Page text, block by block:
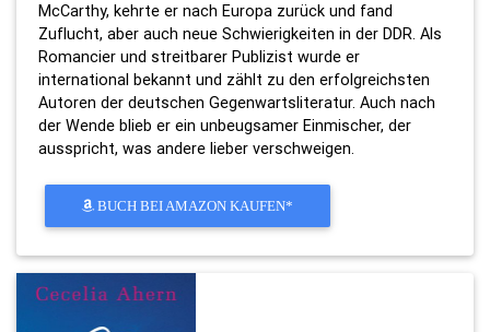
McCarthy, kehrte er nach Europa zurück und fand
Zuflucht, aber auch neue Schwierigkeiten in der DDR. Als
Romancier und streitbarer Publizist wurde er
international bekannt und zählt zu den erfolgreichsten
Autoren der deutschen Gegenwartsliteratur. Auch nach
der Wende blieb er ein unbeugsamer Einmischer, der
ausspricht, was andere lieber verschweigen.
BUCH BEI AMAZON KAUFEN*